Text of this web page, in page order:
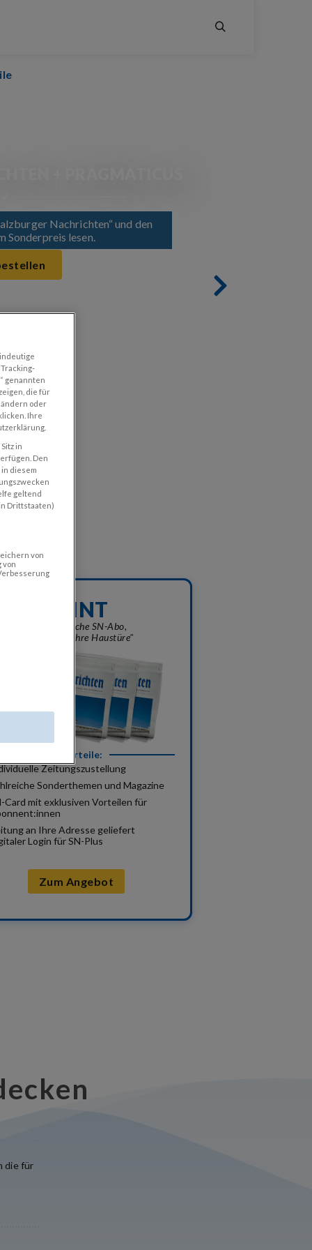
Nachrichten“ und den
Sonderpreis lesen.
PRINT
„Das klassische SN-Abo,
geliefert vor Ihre Haustüre"
Ihre Vorteile:
Zeitungszustellung
Sonderthemen und Magazine
Card mit exklusiven Vorteilen für
an Ihre Adresse geliefert
Login für SN-Plus
Zum Angebot
die für
genannten
die für
oder
Ihre
in
Den
diesem
geltend
Drittstaaten)
von
von